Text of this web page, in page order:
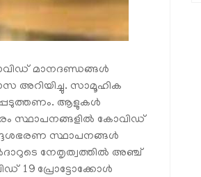
മാനദണ്ഡങ്ങള്‍
അറിയിച്ചു. സാമൂഹിക
ആളുകള്‍
സ്ഥാപനങ്ങളില്‍ കോവിഡ്
സ്ഥാപനങ്ങള്‍
നേതൃത്വത്തില്‍ അഞ്ച്
19 പ്രോട്ടോക്കോള്‍